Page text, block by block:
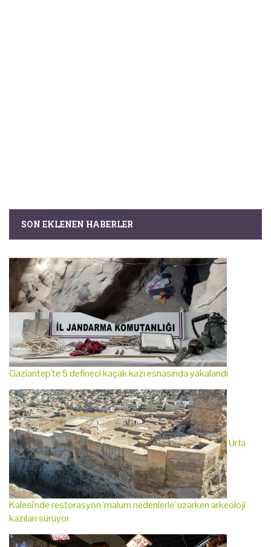
SON EKLENEN HABERLER
Gaziantep'te 5 defineci kaçak kazı esnasında yakalandı
Urfa
Kalesi'nde restorasyon 'malum nedenlerle' uzarken arkeoloji
kazıları sürüyor